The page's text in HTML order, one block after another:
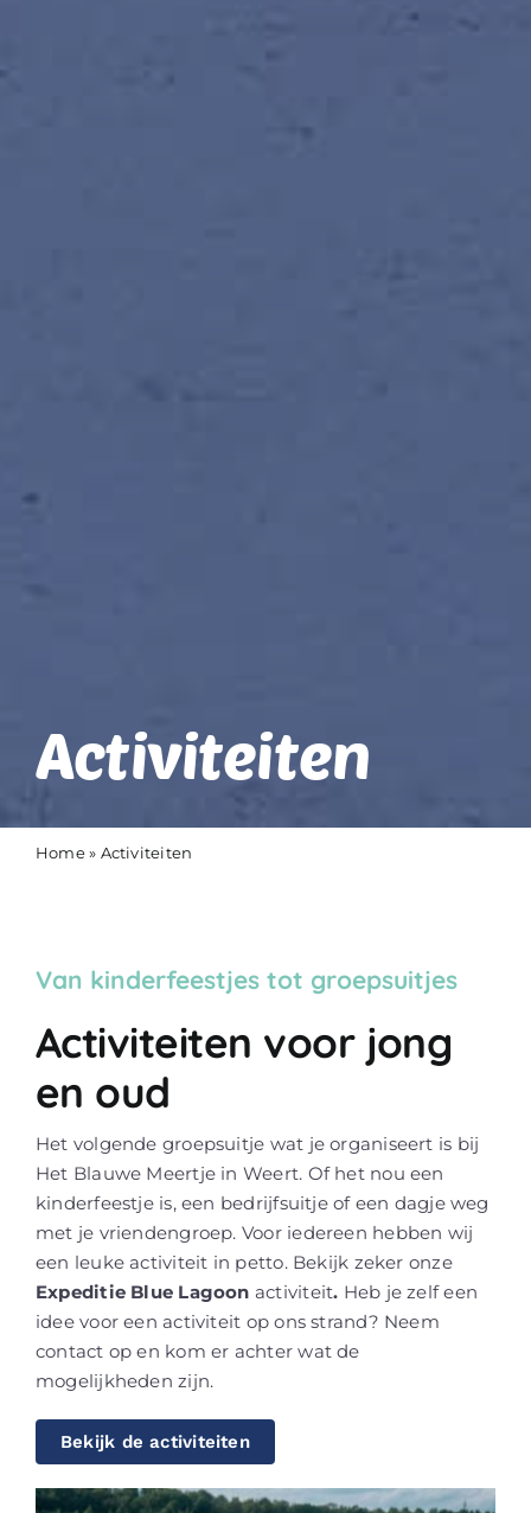
Activiteiten
Home» Activiteiten
Van kinderfeestjes tot groepsuitjes
Activiteiten voor jong
en oud
Het volgende groepsuitje wat je organiseert is bij
Het Blauwe Meertje in Weert. Of het nou een
kinderfeestje is, een bedrijfsuitje of een dagje weg
met je vriendengroep. Voor iedereen hebben wij
een leuke activiteit in petto. Bekijk zeker onze
Expeditie Blue Lagoon activiteit. Heb je zelf een
idee voor een activiteit op ons strand? Neem
contact op en kom er achter wat de
mogelijkheden zijn.
Bekijk de activiteiten